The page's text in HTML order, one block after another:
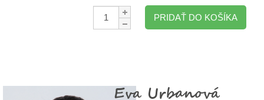
Množstvo:
PRIDAŤ DO KOŠÍKA
Eva Urbanová